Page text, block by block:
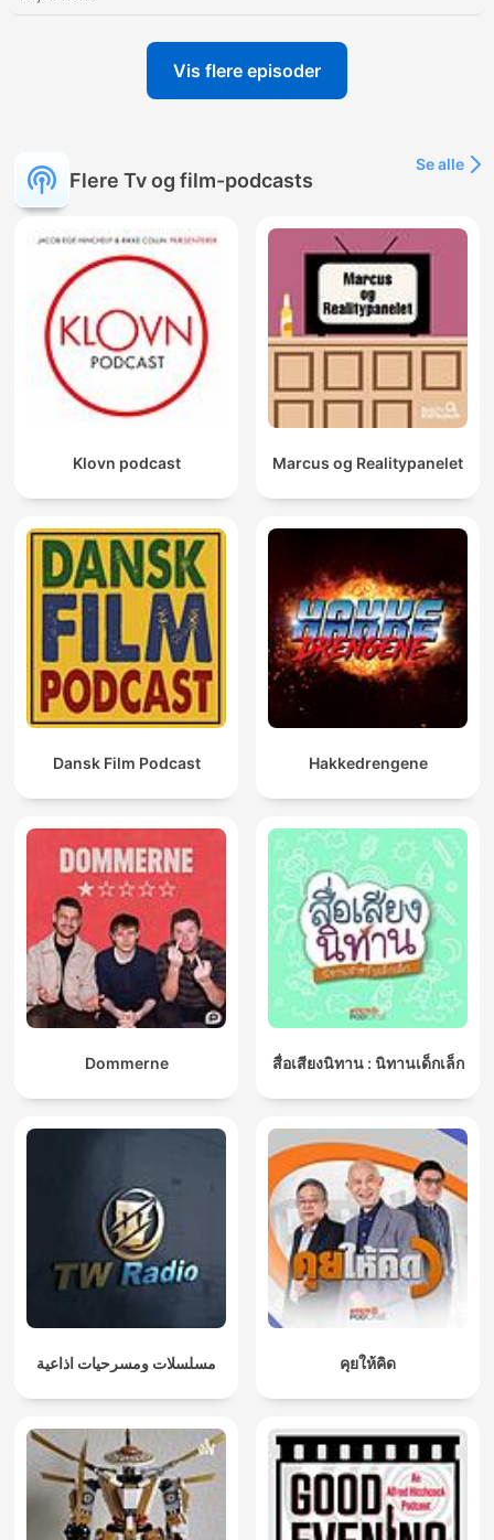
Vis flere episoder
Flere Tv og film-podcasts
Se alle
Klovn podcast Marcus og Realitypanelet
Dansk Film Podcast Hakkedrengene
Dommerne สื่อเสียงนิทาน : นิทานเด็กเล็ก
مسلسلات ومسرحيات اذاعية คุยให้คิด